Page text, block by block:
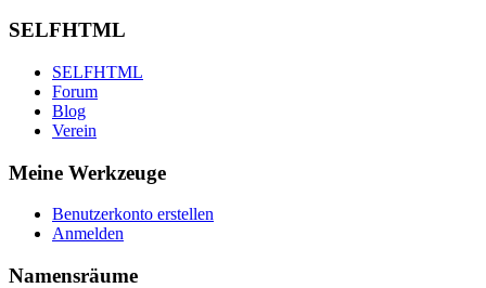
SELFHTML
SELFHTML
Forum
Blog
Verein
Meine Werkzeuge
Benutzerkonto erstellen
Anmelden
Namensräume